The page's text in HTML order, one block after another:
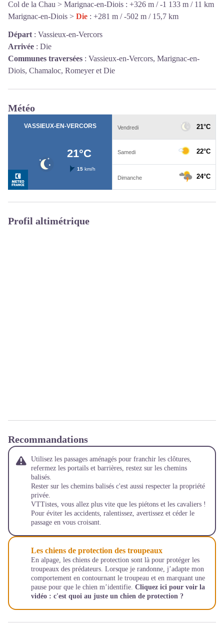
Col de la Chau > Marignac-en-Diois : +326 m / -1 133 m / 11 km
Marignac-en-Diois > Die : +281 m / -502 m / 15,7 km
Départ : Vassieux-en-Vercors
Arrivée : Die
Communes traversées : Vassieux-en-Vercors, Marignac-en-
Diois, Chamaloc, Romeyer et Die
Météo
Profil altimétrique
Recommandations
Utilisez les passages aménagés pour franchir les clôtures,
refermez les portails et barrières, restez sur les chemins
balisés.
Rester sur les chemins balisés c'est aussi respecter la propriété
privée.
VTTistes, vous allez plus vite que les piétons et les cavaliers !
Pour éviter les accidents, ralentissez, avertissez et céder le
passage en vous croisant.
Les chiens de protection des troupeaux
En alpage, les chiens de protection sont là pour protéger les
troupeaux des prédateurs. Lorsque je randonne, j’adapte mon
comportement en contournant le troupeau et en marquant une
pause pour que le chien m’identifie. Cliquez ici pour voir la
vidéo : c'est quoi au juste un chien de protection ?